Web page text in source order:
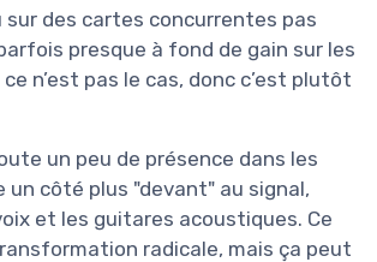
sur des cartes concurrentes pas
presque à fond de gain sur les
n’est pas le cas, donc c’est plutôt
un peu de présence dans les
un côté plus "devant" au signal,
et les guitares acoustiques. Ce
radicale, mais ça peut